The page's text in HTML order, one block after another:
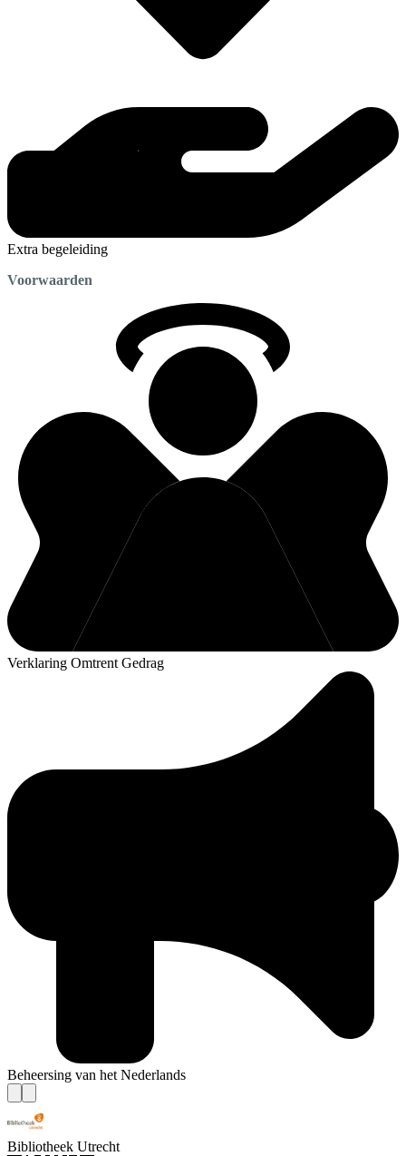
Extra begeleiding
Voorwaarden
Verklaring Omtrent Gedrag
Beheersing van het Nederlands
Bibliotheek Utrecht